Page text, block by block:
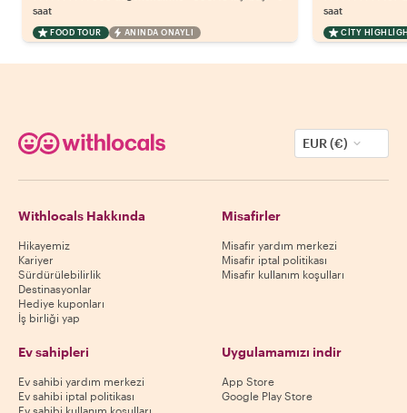
saat
FOOD TOUR ANINDA ONAYLI
saat
CITY
EUR (€)
Withlocals Hakkında
Hikayemiz
Kariyer
Sürdürülebilirlik
Destinasyonlar
Hediye kuponları
İş birliği yap
Misafirler
Misafir yardım merkezi
Misafir iptal politikası
Misafir kullanım koşulları
Ev sahipleri
Ev sahibi yardım merkezi
Ev sahibi iptal politikası
Ev sahibi kullanım koşulları
Uygulamamızı indir
App Store
Google Play Store